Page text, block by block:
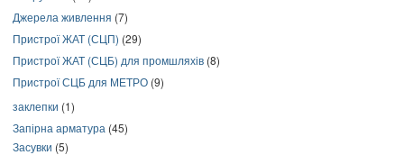
Джерела живлення (7)
Пристрої ЖАТ (СЦП) (29)
Пристрої ЖАТ (СЦБ) для промшляхів (8)
Пристрої СЦБ для МЕТРО (9)
заклепки (1)
Запірна арматура (45)
Засувки (5)